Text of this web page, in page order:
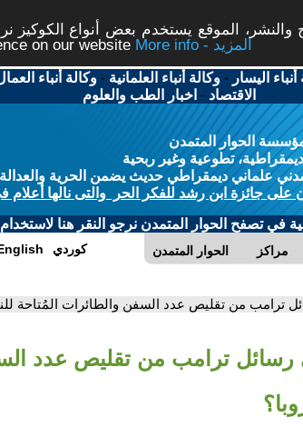
الموقع يستخدم بعض أنواع الكوكيز
on our website
More info - المزيد
اليسار -وكالة أنباء العلمانية -وكالة أنباء
الاقتصاد - اخبار الطب والعلوم
الحوار المتمدن
تطوعية وغير ربحية
علماني ديمقراطي حديث يضمن الحرية والعدالة
على جائزة ابن رشد للفكر الحر والتى نالها أعلام
في تصفح الحوار المتمدن نرجو النقر هنا لاستخدام
الحوار المتمدن مراكز كوردي
ترامب من تقليص عدد السفن والطائرات المُتاحة
رسائل ترامب من تقليص عدد